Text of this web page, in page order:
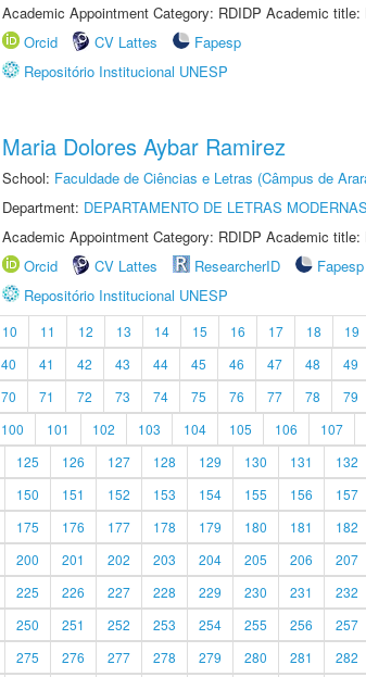
Academic Appointment Category: RDIDP Academic title:
Orcid
CV Lattes
Fapesp
Repositório Institucional UNESP
Maria Dolores Aybar Ramirez
School: Faculdade de Ciências e Letras (Câmpus de
Department: DEPARTAMENTO DE LETRAS MODERNAS
Academic Appointment Category: RDIDP Academic title:
Orcid
CV Lattes ResearcherID Fapesp
Repositório Institucional UNESP
10 11 12 13 14 15 16 17 18 19
40 41 42 43 44 45 46 47 48 49
70 71 72 73 74 75 76 77 78 79
100 101 102 103 104 105 106 107
125 126 127 128 129 130 131 132
150 151 152 153 154 155 156 157
175 176 177 178 179 180 181 182
200 201 202 203 204 205 206 207
225 226 227 228 229 230 231 232
250 251 252 253 254 255 256 257
275 276 277 278 279 280 281 282